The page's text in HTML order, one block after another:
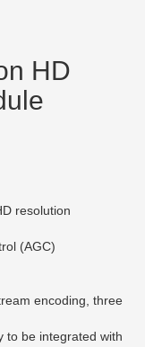
HD
resolution
(AGC)
encoding, three
to be integrated with